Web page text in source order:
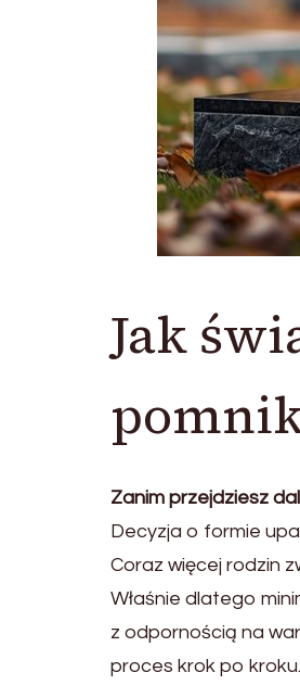
Jak
Zanim przejdziesz
Decyzja o formie
Coraz więcej rodzin
Właśnie dlatego
z odpornością na
proces krok po kroku.